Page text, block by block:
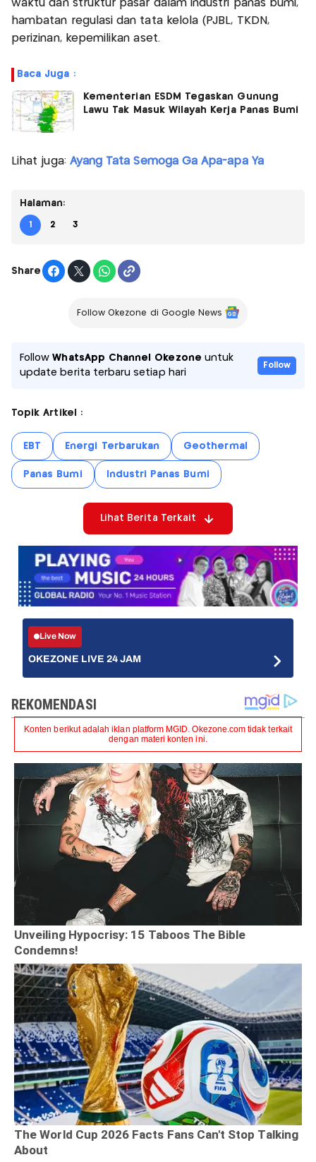
waktu dan struktur pasar dalam industri panas bumi,
hambatan regulasi dan tata kelola (PJBL, TKDN,
perizinan, kepemilikan aset.
Baca Juga :
Kementerian ESDM Tegaskan Gunung
Lawu Tak Masuk Wilayah Kerja Panas Bumi
Lihat juga: Ayang Tata Semoga Ga Apa-apa Ya
Halaman:
1 2 3
Share
Follow Okezone di Google News
FollowWhatsApp Channel Okezone untuk
update berita terbaru setiap hari
Follow
Topik Artikel :
EBT Energi Terbarukan Geothermal
Panas Bumi Industri Panas Bumi
Lihat Berita Terkait
Live Now
OKEZONE LIVE 24 JAM